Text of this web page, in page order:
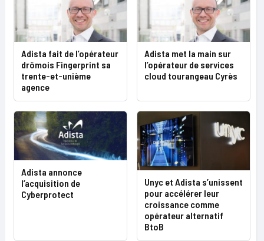
Adista fait de l’opérateur
drômois Fingerprint sa
trente-et-unième
agence
Adista met la main sur
l’opérateur de services
cloud tourangeau Cyrès
Adista annonce
l’acquisition de
Cyberprotect
Unyc et Adista s’unissent
pour accélérer leur
croissance comme
opérateur alternatif
BtoB